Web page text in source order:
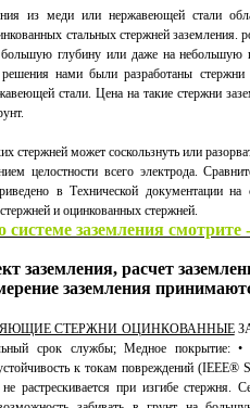
из меди или нержавеющей стали
стальных стержней заземления.
глубину или даже на небольшую
решения нами были разработаны
стали. Цена на такие стержни
стержней может соскользнуть или
целостности всего электрода.
в Технической документации
и оцинкованных стержней.
заземления смотрите -
заземления, расчет
заземления
СТЕРЖНИ ОЦИНКОВАННЫЕ
срок службы; Медное покрытие: •
к токам повреждений
растрескивается при изгибе стержня.